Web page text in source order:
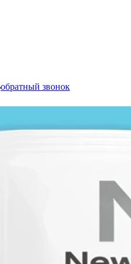
обратный звонок